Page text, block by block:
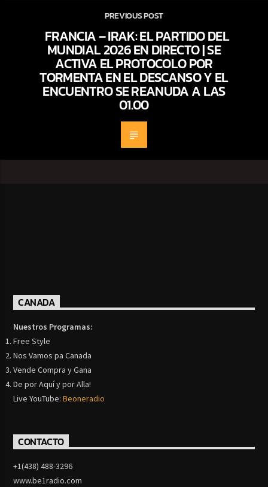
PREVIOUS POST
FRANCIA – IRAK: EL PARTIDO DEL
MUNDIAL 2026 EN DIRECTO | SE
ACTIVA EL PROTOCOLO POR
TORMENTA EN EL DESCANSO Y EL
ENCUENTRO SE REANUDA A LAS
01.00
CANADA
Nuestros Programas:
Free Style
Nos Vamos pa Canada
Vende Compra y Gana
De por Aquí y por Alla!
Live YouTube:Beoneradio
CONTACTO
+1(438) 488-3296
www.be1radio.com